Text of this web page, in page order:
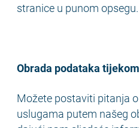
stranice u punom opsegu.
Obrada podataka
Možete postaviti pitanja
uslugama putem našeg